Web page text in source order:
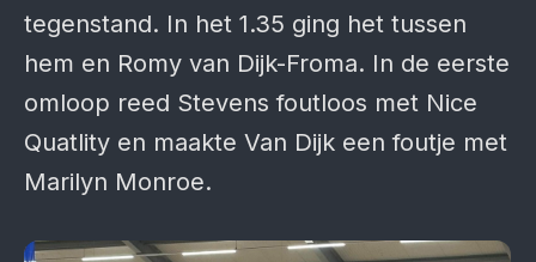
tegenstand. In het 1.35 ging het tussen
hem en Romy van Dijk-Froma. In de eerste
omloop reed Stevens foutloos met Nice
Quatlity en maakte Van Dijk een foutje met
Marilyn Monroe.